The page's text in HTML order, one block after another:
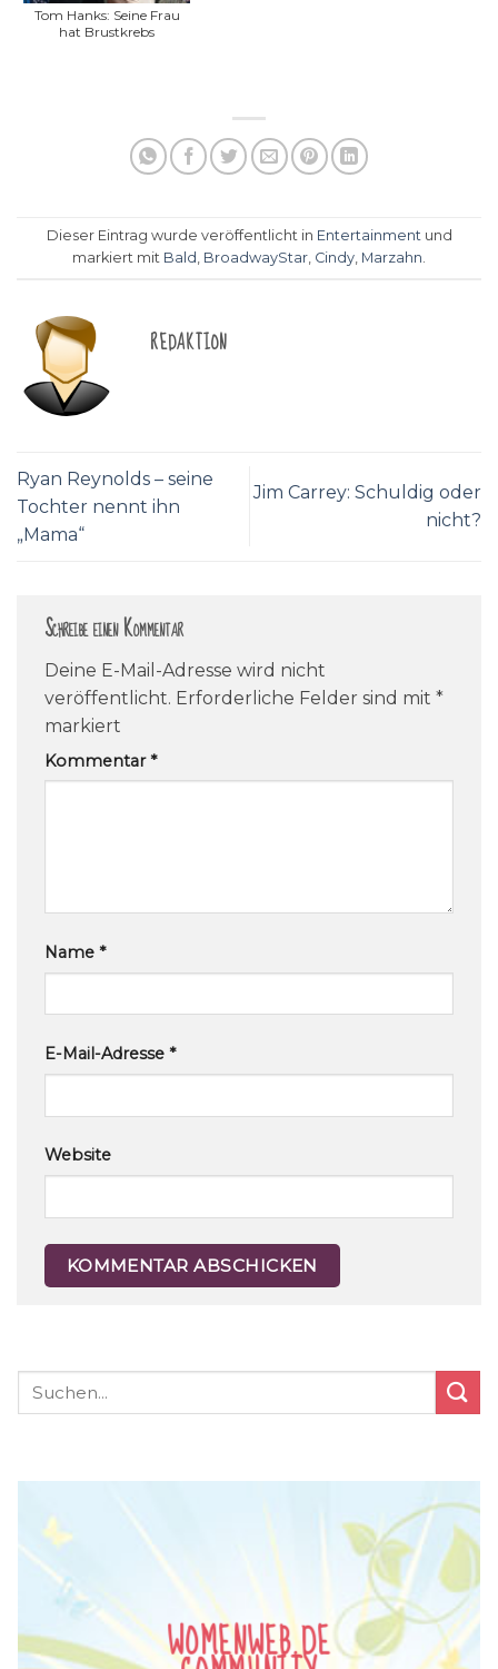
Tom Hanks: Seine Frau
hat Brustkrebs
Dieser Eintrag wurde veröffentlicht in Entertainment und
markiert mit Bald BroadwayStar Cindy Marzahn
REDAKTION
Ryan Reynolds – seine
Tochter nennt ihn
„Mama“
Jim Carrey: Schuldig oder
nicht?
Schreibe einen Kommentar
Deine E-Mail-Adresse wird nicht
veröffentlicht. Erforderliche Felder sind mit *
markiert
Kommentar*
Name *
E-Mail-Adresse *
Website
WOMENWEB.DE